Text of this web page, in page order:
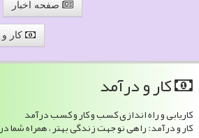
صفحه اخبار
کار
كار و درآمد
کاریابی و راه اندازی کسب و کار و کسب درآمد
کار و درآمد: راهی نو جهت زندگی بهتر ، همراه شما